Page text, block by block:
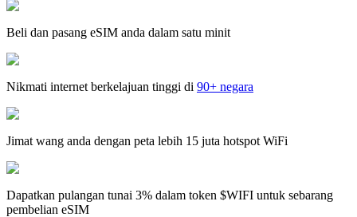
Beli dan pasang eSIM anda dalam satu minit
Nikmati internet berkelajuan tinggi di 90+ negara
Jimat wang anda dengan peta lebih 15 juta hotspot WiFi
Dapatkan pulangan tunai 3% dalam token $WIFI untuk sebarang
pembelian eSIM